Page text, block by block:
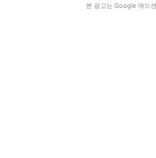
본 광고는 Google 애드